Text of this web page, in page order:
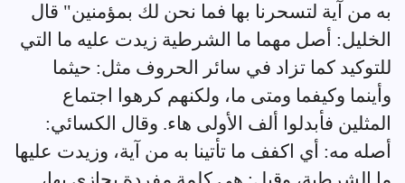
به من آية لتسحرنا بها فما نحن لك بمؤمنين" قال
الخليل: أصل مهما ما الشرطية زيدت عليه ما التي
للتوكيد كما تزاد في سائر الحروف مثل: حيثما
وأينما وكيفما ومتى ما، ولكنهم كرهوا اجتماع
المثلين فأبدلوا ألف الأولى هاء. وقال الكسائي:
أصله مه: أي اكفف ما تأتينا به من آية، وزيدت عليها